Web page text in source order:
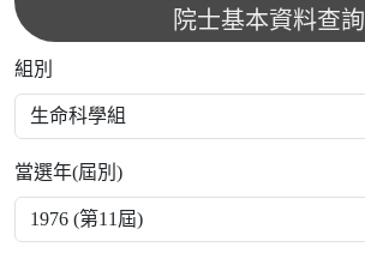
院士基本資料查詢
組別
當選年(屆別)